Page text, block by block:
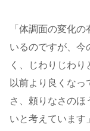
「体調面の変化
いるのですが、今
く、じわりじわり
以前より良くなっ
さ、頼りなさのほ
いと考えています